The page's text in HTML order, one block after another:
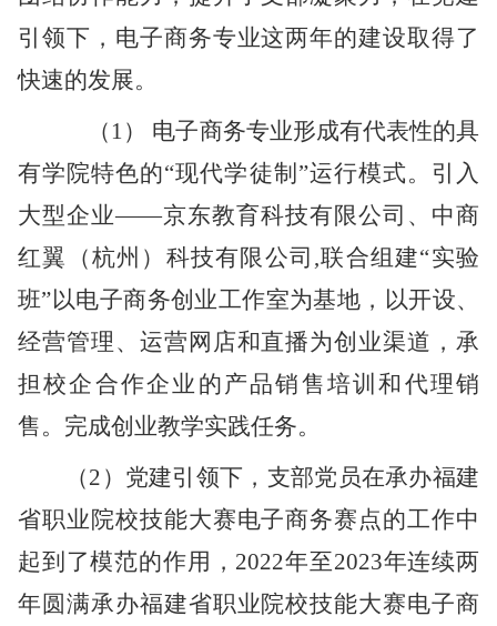
引领下，电子商务专业这两年的建设取得了
快速的发展。
（ 1） 电子商务专业形成有代表性的具
有学院特色的“现代学徒制”运行模式。引入
大型企业——京东教育科技有限公司、中商
红翼（杭州）科技有限公司,联合组建“实验
班”以电子商务创业工作室为基地，以开设、
经营管理、运营网店和直播为创业渠道，承
担校企合作企业的产品销售培训和代理销
售。完成创业教学实践任务。
（2）党建引领下，支部党员在承办福建
省职业院校技能大赛电子商务赛点的工作中
起到了模范的作用，2022年至2023年连续两
年圆满承办福建省职业院校技能大赛电子商